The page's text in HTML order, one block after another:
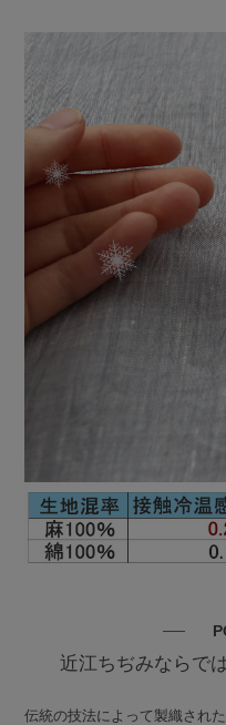
近江ちぢみならで
伝統の技法によって製織され